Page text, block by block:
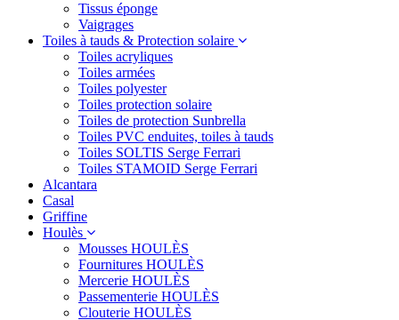
Tissus éponge
Vaigrages
Toiles à tauds & Protection solaire
Toiles acryliques
Toiles armées
Toiles polyester
Toiles protection solaire
Toiles de protection Sunbrella
Toiles PVC enduites, toiles à tauds
Toiles SOLTIS Serge Ferrari
Toiles STAMOID Serge Ferrari
Alcantara
Casal
Griffine
Houlès
Mousses HOULÈS
Fournitures HOULÈS
Mercerie HOULÈS
Passementerie HOULÈS
Clouterie HOULÈS